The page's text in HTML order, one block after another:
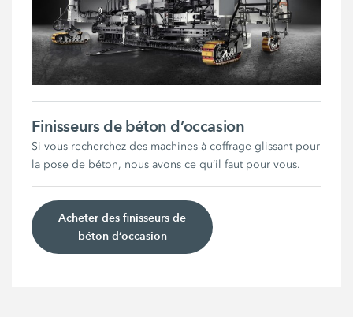
Finisseurs de béton d’occasion
Si vous recherchez des machines à coffrage glissant pour
la pose de béton, nous avons ce qu’il faut pour vous.
Acheter des finisseurs de
béton d’occasion